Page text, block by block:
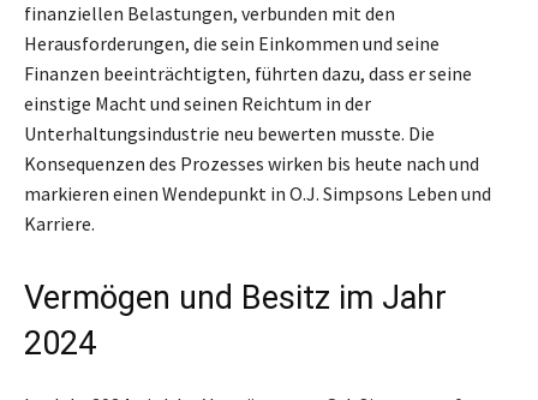
finanziellen Belastungen, verbunden mit den
Herausforderungen, die sein Einkommen und seine
Finanzen beeinträchtigten, führten dazu, dass er seine
einstige Macht und seinen Reichtum in der
Unterhaltungsindustrie neu bewerten musste. Die
Konsequenzen des Prozesses wirken bis heute nach und
markieren einen Wendepunkt in O.J. Simpsons Leben und
Karriere.
Vermögen und Besitz im Jahr
2024